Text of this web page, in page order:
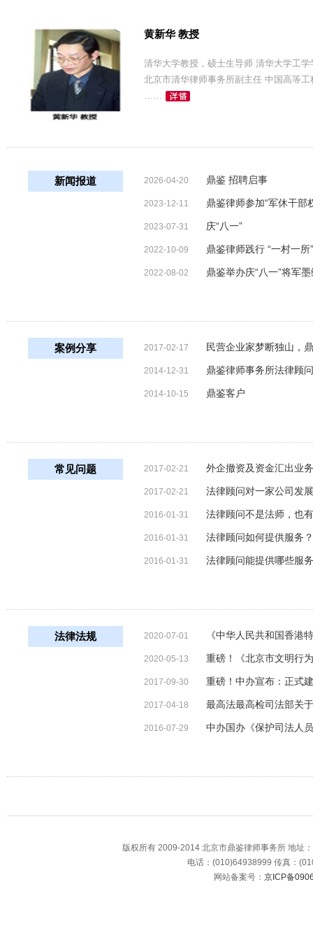
黄新华 教授
清华大学教授，硕士生导师 清华大学工
北京市清华律师事务所副主任 中国高等
……
新闻报道 2026-04-20 鼎鉴 招聘启事
2023-12-11 鼎鉴律师参加“军休干部
2023-07-31 庆“八一”
2022-10-09 鼎鉴律师践行 “一村一所
2022-08-02 鼎鉴举办庆“八一”将军
案例分享 2017-02-17 民营企业家梦断独山，
2014-12-31 鼎鉴律师事务所法律顾
2014-10-15 鼎鉴客户
常见问题 2017-02-21 外企撤资及资金汇出业
2017-02-21 法律顾问对一家公司发
2016-01-31 法律顾问不是法师，也
2016-01-31 法律顾问如何提供服务？
2016-01-31 法律顾问能提供哪些服
法律法规 2020-07-01 《中华人民共和国香港
2020-05-13 重磅！《北京市文明行
2017-09-30 重磅！中办宣布：正式
2017-04-18 最高法最高检司法部关
2016-07-29 中办国办《保护司法人
版权所有 2009-2014 北京市鼎鉴律师事务所 地址
电话：(010)64938999 传真：
网站备案号： 京ICP备